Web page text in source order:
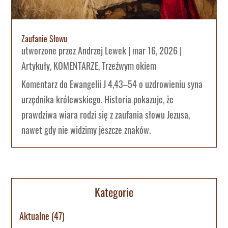
Zaufanie Słowu
utworzone przezAndrzej Lewek| mar 16, 2026|
Artykuły,KOMENTARZE,Trzeźwym okiem
Komentarz do Ewangelii J 4,43–54 o uzdrowieniu syna
urzędnika królewskiego. Historia pokazuje, że
prawdziwa wiara rodzi się z zaufania słowu Jezusa,
nawet gdy nie widzimy jeszcze znaków.
Kategorie
Aktualne (47)